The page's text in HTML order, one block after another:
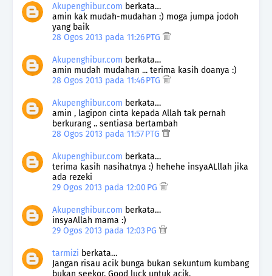
Akupenghibur.com berkata…
amin kak mudah-mudahan :) moga jumpa jodoh
yang baik
28 Ogos 2013 pada 11:26 PTG
Akupenghibur.com berkata…
amin mudah mudahan ... terima kasih doanya :)
28 Ogos 2013 pada 11:46 PTG
Akupenghibur.com berkata…
amin , lagipon cinta kepada Allah tak pernah
berkurang .. sentiasa bertambah
28 Ogos 2013 pada 11:57 PTG
Akupenghibur.com berkata…
terima kasih nasihatnya :) hehehe insyaALllah jika
ada rezeki
29 Ogos 2013 pada 12:00 PG
Akupenghibur.com berkata…
insyaAllah mama :)
29 Ogos 2013 pada 12:03 PG
tarmizi berkata…
Jangan risau acik bunga bukan sekuntum kumbang
bukan seekor. Good luck untuk acik.